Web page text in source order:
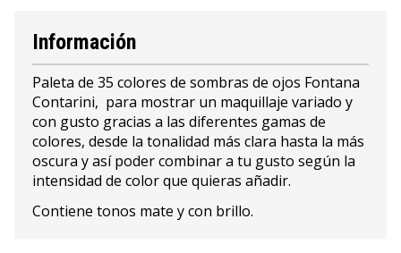
Información
Paleta de 35 colores de sombras de ojos Fontana
Contarini, para mostrar un maquillaje variado y
con gusto gracias a las diferentes gamas de
colores, desde la tonalidad más clara hasta la más
oscura y así poder combinar a tu gusto según la
intensidad de color que quieras añadir.
Contiene tonos mate y con brillo.